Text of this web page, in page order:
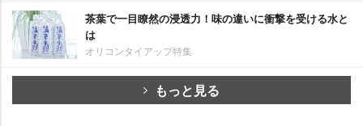
茶葉で一目瞭然の浸透力！味の違いに衝撃を受ける水と
は
オリコンタイアップ特集
もっと見る